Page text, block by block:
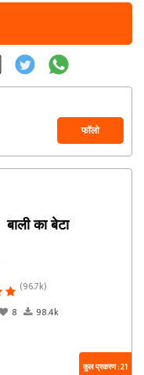
फॉलो
बाली का बेटा
(96.7k)
8 98.4k
कुल प्रकरण : 21